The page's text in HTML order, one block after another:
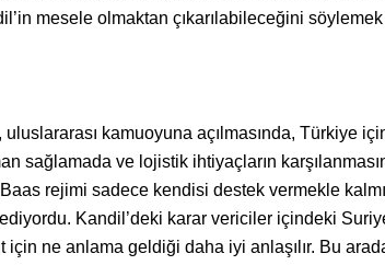
mesele olmaktan çıkarılabileceğini
uluslararası kamuoyuna açılmasında, Türkiye
sağlamada ve lojistik ihtiyaçların
rejimi sadece kendisi destek vermekle
Kandil’deki karar vericiler içindeki
ne anlama geldiği daha iyi anlaşılır. Bu